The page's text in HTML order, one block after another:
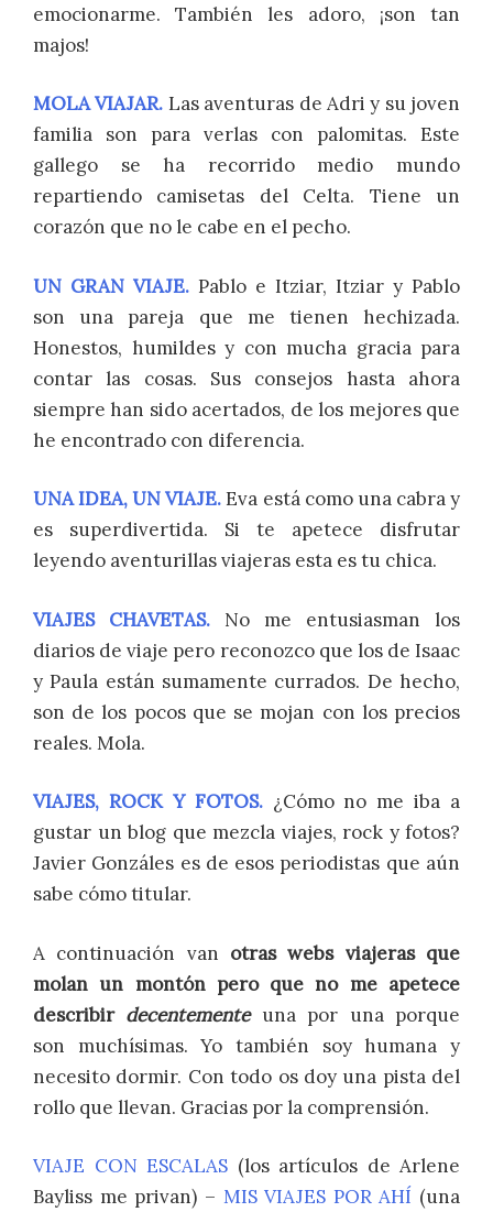
emocionarme. También les adoro, ¡son tan
majos!
MOLA VIAJAR. Las aventuras de Adri y su joven
familia son para verlas con palomitas. Este
gallego se ha recorrido medio mundo
repartiendo camisetas del Celta. Tiene un
corazón que no le cabe en el pecho.
UN GRAN VIAJE. Pablo e Itziar, Itziar y Pablo
son una pareja que me tienen hechizada.
Honestos, humildes y con mucha gracia para
contar las cosas. Sus consejos hasta ahora
siempre han sido acertados, de los mejores que
he encontrado con diferencia.
UNA IDEA, UN VIAJE.Eva está como una cabra y
es superdivertida. Si te apetece disfrutar
leyendo aventurillas viajeras esta es tu chica.
VIAJES CHAVETAS. No me entusiasman los
diarios de viaje pero reconozco que los de Isaac
y Paula están sumamente currados. De hecho,
son de los pocos que se mojan con los precios
reales. Mola.
VIAJES, ROCK Y FOTOS.¿Cómo no me iba a
gustar un blog que mezcla viajes, rock y fotos?
Javier Gonzáles es de esos periodistas que aún
sabe cómo titular.
A continuación van otras webs viajeras que
molan un montón pero que no me apetece
describir decentementeuna por una porque
son muchísimas. Yo también soy humana y
necesito dormir. Con todo os doy una pista del
rollo que llevan. Gracias por la comprensión.
VIAJE CON ESCALAS (los artículos de Arlene
Bayliss me privan) – MIS VIAJES POR AHÍ (una